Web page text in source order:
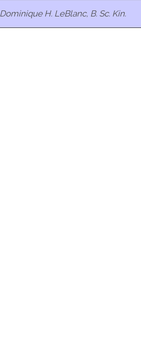
Dominique H. LeBlanc, B. Sc. Kin.